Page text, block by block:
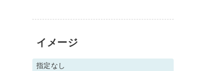
イメージ
指定なし